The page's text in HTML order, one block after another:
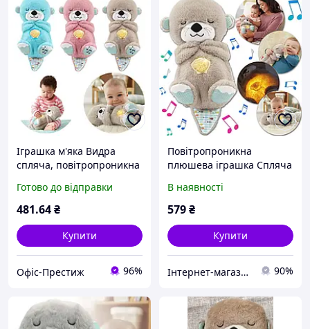
Іграшка м'яка Видра
спляча, повітропроникна
1
Готово до відправки
481.64₴
Купити
Офіс-Престиж 96%
Повітропроникна
плюшева іграшка Спляча
VEN-00132 Музична та
повітропроникна м'яка
В наявності
579₴
Купити
Інтернет-магазин інструментів "ASSUR" 90%